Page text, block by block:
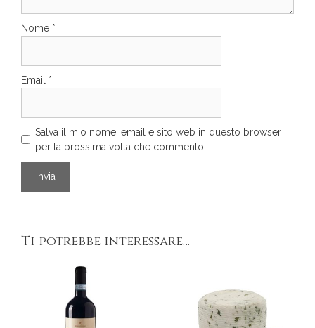
Nome *
Email *
Salva il mio nome, email e sito web in questo browser
per la prossima volta che commento.
Ti potrebbe interessare…